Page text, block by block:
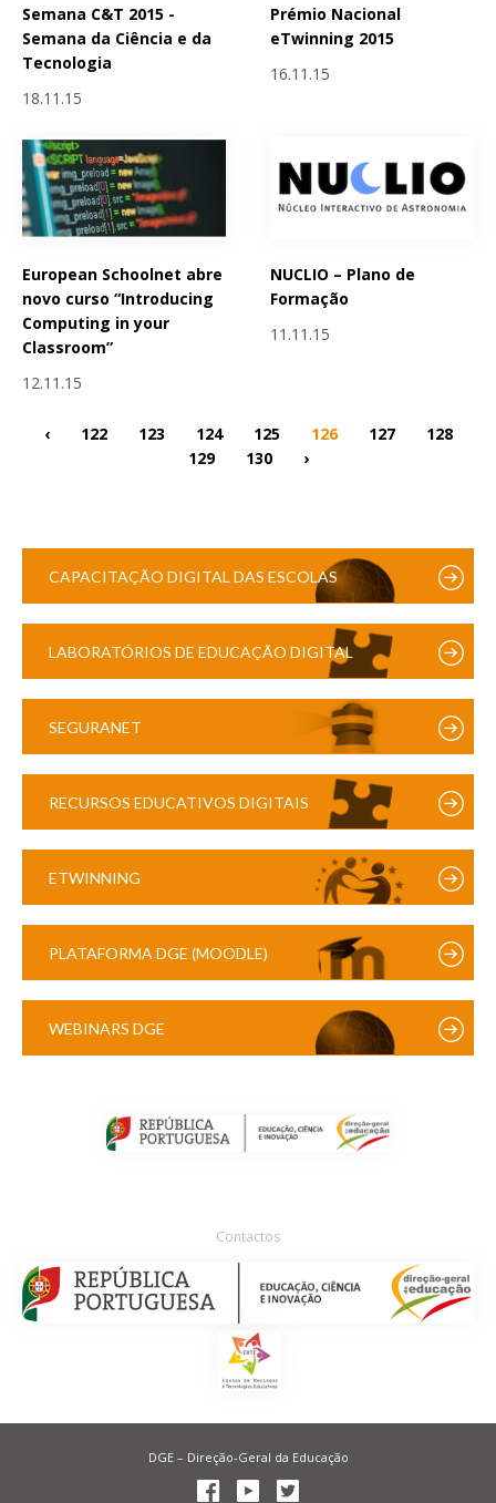
Semana C&T 2015 -
Semana da Ciência e da
Tecnologia
18.11.15
Prémio Nacional
eTwinning 2015
16.11.15
European Schoolnet abre
novo curso “Introducing
Computing in your
Classroom”
12.11.15
NUCLIO – Plano de
Formação
11.11.15
‹ 122 123 124 125 126 127
128
129
130 ›
CAPACITAÇÃO DIGITAL DAS ESCOLAS
LABORATÓRIOS DE EDUCAÇÃO DIGITAL
SEGURANET
RECURSOS EDUCATIVOS DIGITAIS
ETWINNING
PLATAFORMA DGE (MOODLE)
WEBINARS DGE
Contactos
DGE – Direção-Geral da Educação